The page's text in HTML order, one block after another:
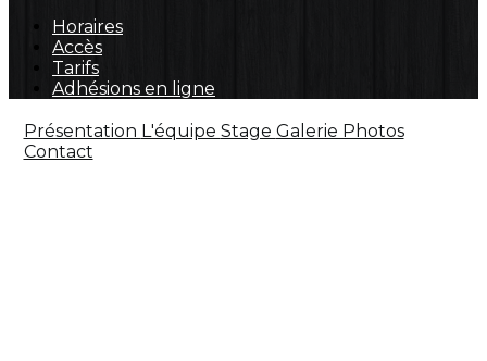
Horaires
Accès
Tarifs
Adhésions en ligne
Présentation L'équipe Stage Galerie Photos
Contact